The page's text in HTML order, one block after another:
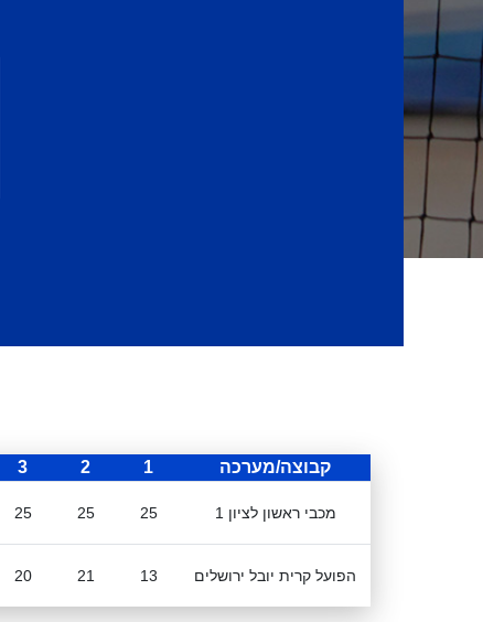
קבוצה/מערכה 1
2
3
מכבי ראשון לציון 1 25
25
25
הפועל קרית יובל ירושלים 13
21
20